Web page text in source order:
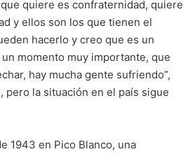
quiere es confraternidad, quiere
y ellos son los que tienen el
hacerlo y creo que es un
momento muy importante, que
hay mucha gente sufriendo”,
pero la situación en el país sigue
1943 en Pico Blanco, una